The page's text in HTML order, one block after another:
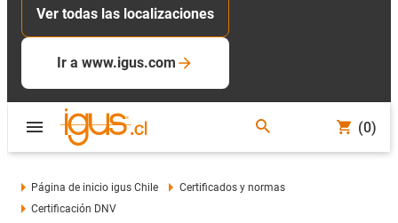
Ver todas las localizaciones
Ir a www.igus.com
(0)
Página de inicio igus Chile
Certificados y normas
Certificación DNV